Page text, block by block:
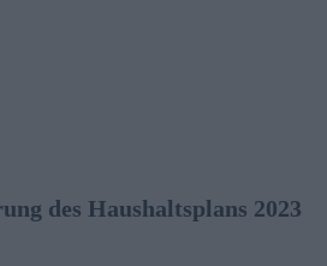
des Haushaltsplans 2023